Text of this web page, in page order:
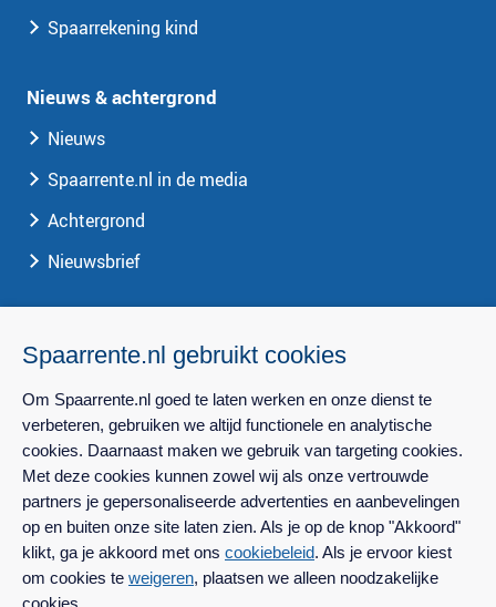
Spaarrekening kind
Nieuws & achtergrond
Nieuws
Spaarrente.nl in de media
Achtergrond
Nieuwsbrief
Over Spaarrente.nl
Privacy
Contact
Perscontact
Spaarrente.nl gebruikt cookies
Om Spaarrente.nl goed te laten werken en onze dienst te
verbeteren, gebruiken we altijd functionele en analytische
cookies. Daarnaast maken we gebruik van targeting cookies.
Met deze cookies kunnen zowel wij als onze vertrouwde
partners je gepersonaliseerde advertenties en aanbevelingen
op en buiten onze site laten zien. Als je op de knop "Akkoord"
klikt, ga je akkoord met ons cookiebeleid. Als je ervoor kiest
om cookies te weigeren, plaatsen we alleen noodzakelijke
cookies.